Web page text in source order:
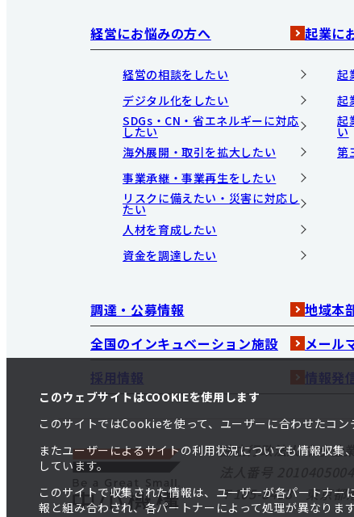
このウェブサイトはCOOKIEを使用します
このサイトではCookieを使って、ユーザーに合わせたコン
またユーザーによるサイトの利用状況についても情報収
しています。
このサイトで収集された情報は、ユーザーが各パートナ
報と組み合わされ、各パートナーによって処理が異なります
経営にお悩みの方へ
経営の相談をしたい
デジタル化をしたい
SDGs・CN・省エネルギーに対応
したい
海外展開・取引を拡大したい
事業承継・事業再生をしたい
リスクに備えたい・災害に対応し
たい
人材を育成したい
資金を調達したい
起業に
起
起
起
い
第
調達・公募情報 地域本
全国のインキュベーション施設
メール
採用情報
情報発
独立行政法人 中小企
〒105-8453 東京都